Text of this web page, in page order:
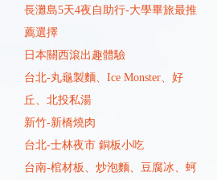
長灘島5天4夜自助行-大學畢旅最推
薦選擇
日本關西滾出趣體驗
台北-丸龜製麵、Ice Monster、好
丘、北投私湯
新竹-新橋燒肉
台北-士林夜市 銅板小吃
台南-棺材板、炒泡麵、豆腐冰、蚵